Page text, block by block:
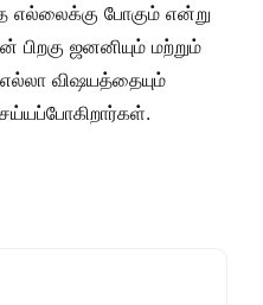
எல்லைக்கு போகும் என்று
ஜனனியும் மற்றும்
விஷயத்தையும்